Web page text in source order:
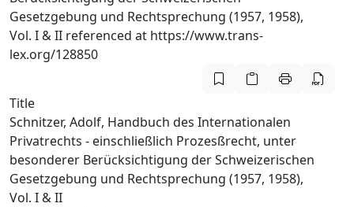
Gesetzgebung und Rechtsprechung (1957, 1958),
Vol. I & II referenced at https://www.trans-
lex.org/128850
Title
Schnitzer, Adolf, Handbuch des Internationalen
Privatrechts - einschließlich Prozesßrecht, unter
besonderer Berücksichtigung der Schweizerischen
Gesetzgebung und Rechtsprechung (1957, 1958),
Vol. I & II